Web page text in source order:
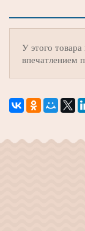
У этого
впечатлением